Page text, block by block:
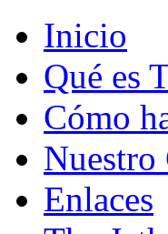
Inicio
Qué es
Cómo
Nuestro
Enlaces